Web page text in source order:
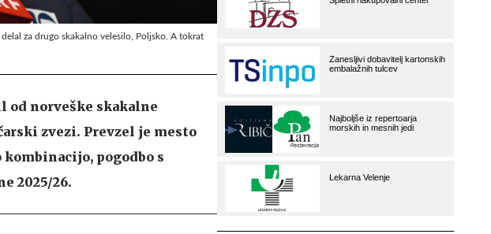
za drugo skakalno velesilo, Poljsko. A tokrat
od norveške skakalne
zvezi. Prevzel je mesto
pogodbo s
2025/26.